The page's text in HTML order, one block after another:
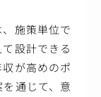
施策単位で
設計できる
が高めのポ
通じて、意